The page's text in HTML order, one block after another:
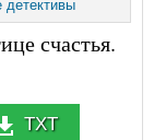
детективы
счастья.
TXT